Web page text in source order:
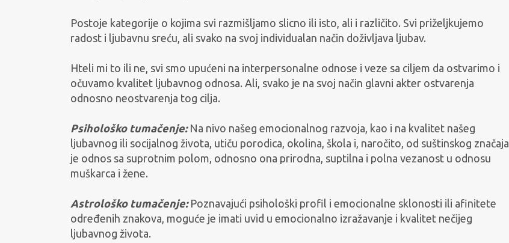
Postoje kategorije o kojima svi razmišljamo slicno ili isto, ali i različito. Svi priželjkujemo
radost i ljubavnu sreću, ali svako na svoj individualan način doživljava ljubav.
Hteli mi to ili ne, svi smo upućeni na interpersonalne odnose i veze sa ciljem da ostvarimo i
očuvamo kvalitet ljubavnog odnosa. Ali, svako je na svoj način glavni akter ostvarenja
odnosno neostvarenja tog cilja.
Psihološko tumačenje: Na nivo našeg emocionalnog razvoja, kao i na kvalitet našeg
ljubavnog ili socijalnog života, utiču porodica, okolina, škola i, naročito, od suštinskog značaja
je odnos sa suprotnim polom, odnosno ona prirodna, suptilna i polna vezanost u odnosu
muškarca i žene.
Astrološko tumačenje: Poznavajući psihološki profil i emocionalne sklonosti ili afinitete
određenih znakova, moguće je imati uvid u emocionalno izražavanje i kvalitet nečijeg
ljubavnog života.